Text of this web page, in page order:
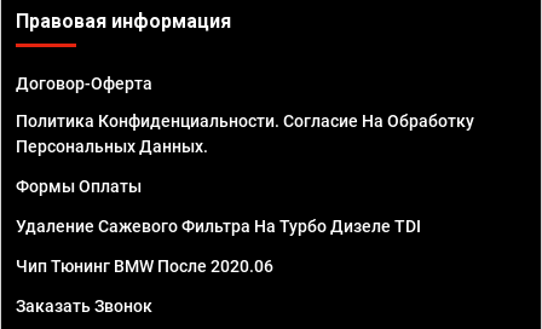
Правовая информация
Договор-Оферта
Политика Конфиденциальности. Согласие На Обработку
Персональных Данных.
Формы Оплаты
Удаление Сажевого Фильтра На Турбо Дизеле TDI
Чип Тюнинг BMW После 2020.06
Заказать Звонок